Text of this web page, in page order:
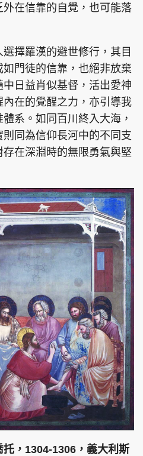
在信靠的自覺，也可能落
擇羅漢的避世修行，其目
門徒的信靠，也絕非放棄
日益肖似基督，活出愛神
在的覺醒之力，亦引導我
系。如同百川終入大海，
同為信仰長河中的不同支
在深淵時的無限勇氣與堅
托，1304-1306，義大利斯